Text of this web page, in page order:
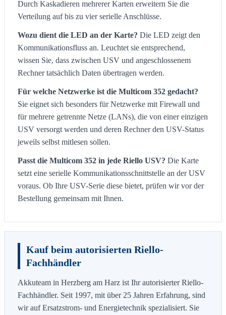
Durch Kaskadieren mehrerer Karten erweitern Sie die
Verteilung auf bis zu vier serielle Anschlüsse.
Wozu dient die LED an der Karte? Die LED zeigt den
Kommunikationsfluss an. Leuchtet sie entsprechend,
wissen Sie, dass zwischen USV und angeschlossenem
Rechner tatsächlich Daten übertragen werden.
Für welche Netzwerke ist die Multicom 352 gedacht?
Sie eignet sich besonders für Netzwerke mit Firewall und
für mehrere getrennte Netze (LANs), die von einer einzigen
USV versorgt werden und deren Rechner den USV-Status
jeweils selbst mitlesen sollen.
Passt die Multicom 352 in jede Riello USV? Die Karte
setzt eine serielle Kommunikationsschnittstelle an der USV
voraus. Ob Ihre USV-Serie diese bietet, prüfen wir vor der
Bestellung gemeinsam mit Ihnen.
Kauf beim autorisierten Riello-
Fachhändler
Akkuteam in Herzberg am Harz ist Ihr autorisierter Riello-
Fachhändler. Seit 1997, mit über 25 Jahren Erfahrung, sind
wir auf Ersatzstrom- und Energietechnik spezialisiert. Sie